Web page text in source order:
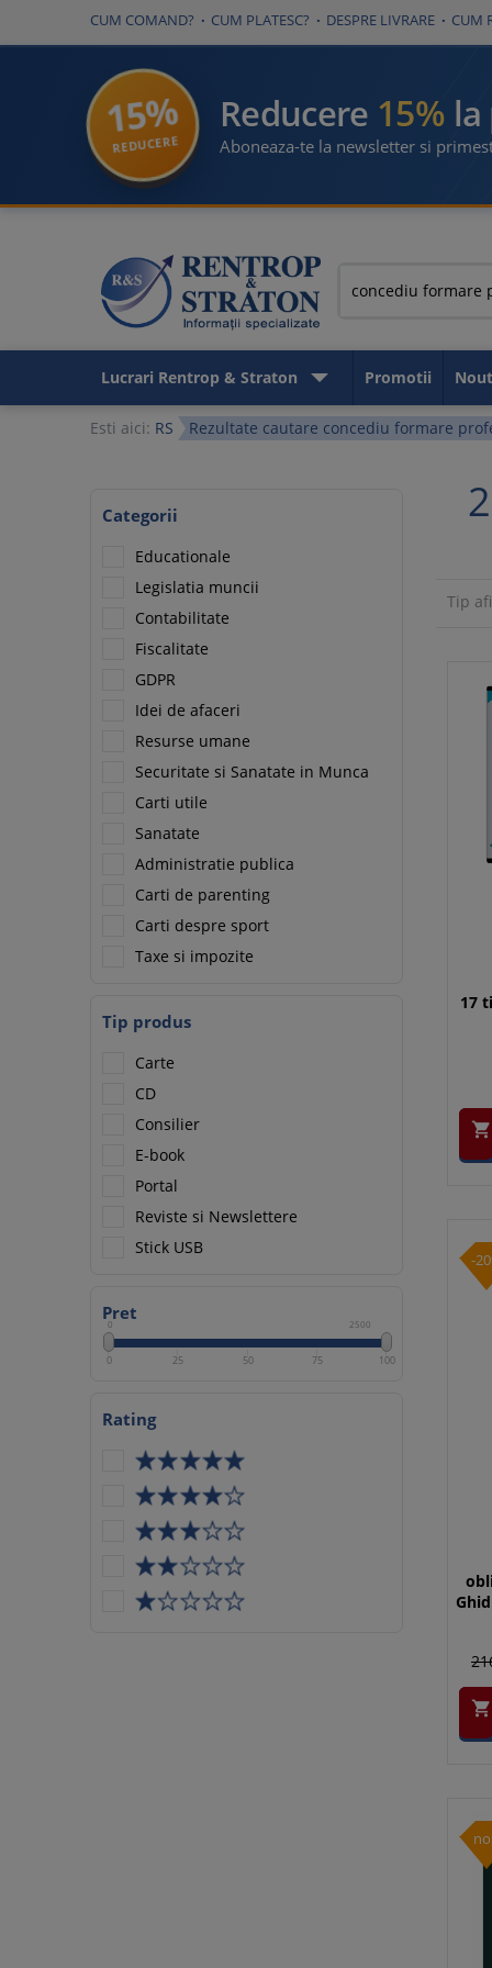
CUM COMAND? CUM PLATESC? DESPRE LIVRARE CUM
15%
REDUCERE
Reducere 15%
Aboneaza-te la newsletter si
Lucrari Rentrop & Straton Promotii
Esti aici: RS Rezultate cautare concediu formare
Categorii
Educationale
Legislatia muncii
Contabilitate
Fiscalitate
GDPR
Idei de afaceri
Resurse umane
Securitate si Sanatate in Munca
Carti utile
Sanatate
Administratie publica
Carti de parenting
Carti despre sport
Taxe si impozite
Tip produs
Carte
CD
Consilier
E-book
Portal
Reviste si Newslettere
Stick USB
Pret
0 2500
0 25 50 75 100
Rating
Tip
17

-
